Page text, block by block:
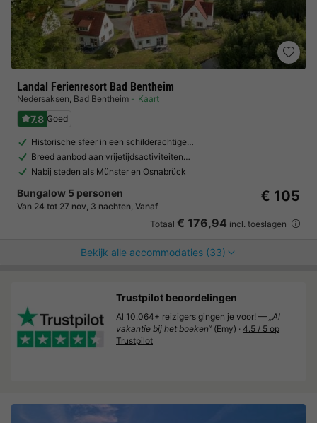
Landal Ferienresort Bad Bentheim
Nedersaksen, Bad Bentheim Kaart
7.8 Goed
Historische sfeer in een schilderachtige…
Breed aanbod aan vrijetijdsactiviteiten…
Nabij steden als Münster en Osnabrück
Bungalow 5 personen
Van 24 tot 27 nov, 3 nachten, Vanaf
€ 105
Totaal € 176,94 incl. toeslagen
Bekijk alle accommodaties (33)
Trustpilot beoordelingen
Al 10.064+ reizigers gingen je voor! — „Al
vakantie bij het boeken“ (Emy) · 4.5 / 5 op
Trustpilot